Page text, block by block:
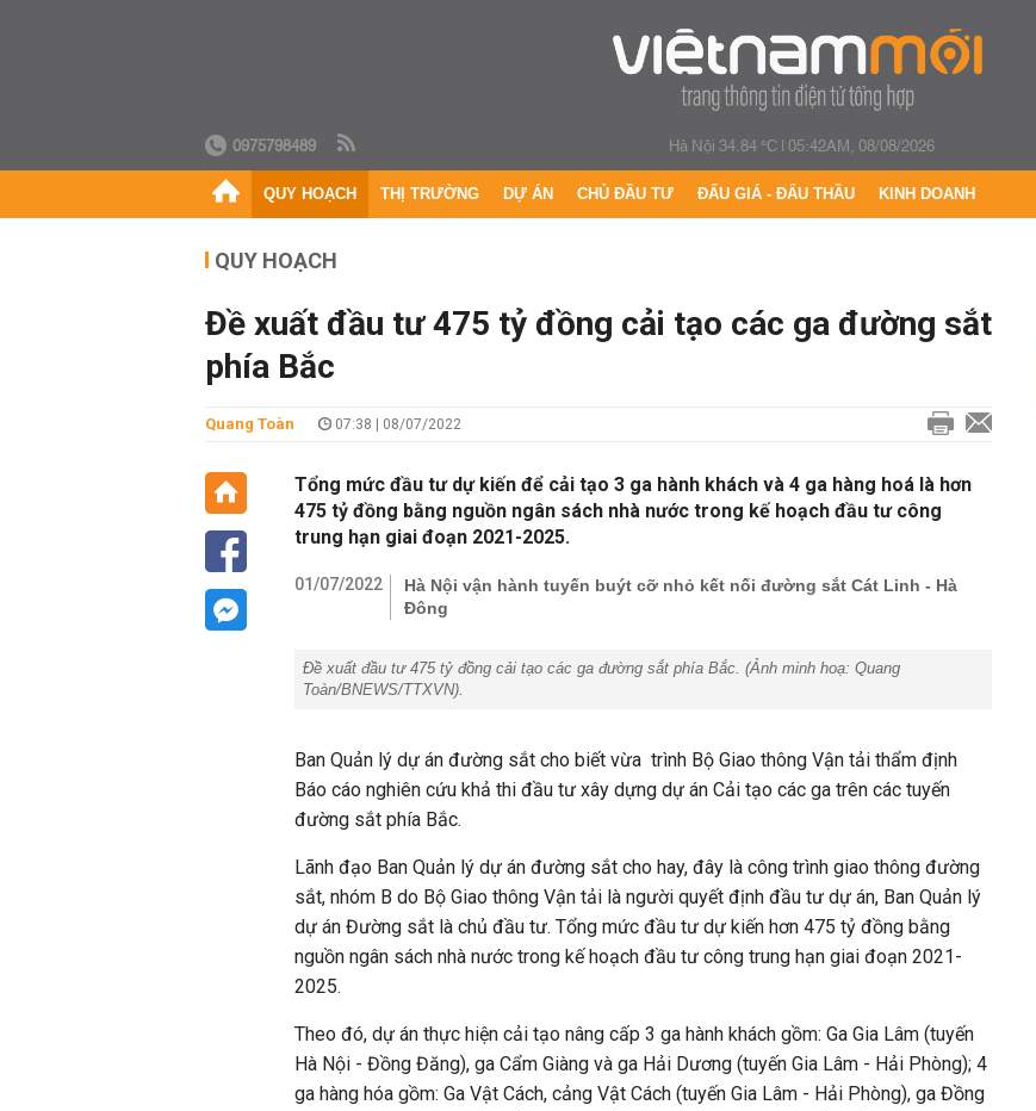
0975798489 Hà Nội 34.84 °C|05:42AM, 08/08/2026
QUY HOẠCH THỊ TRƯỜNG DỰ ÁN CHỦ ĐẦU TƯ ĐẤU GIÁ - ĐẤU THẦU KINH DOANH
QUY HOẠCH
Đề xuất đầu tư 475 tỷ đồng cải tạo các ga đường sắt
phía Bắc
Quang Toàn 07:38 | 08/07/2022
Tổng mức đầu tư dự kiến để cải tạo 3 ga hành khách và 4 ga hàng hoá là hơn
475 tỷ đồng bằng nguồn ngân sách nhà nước trong kế hoạch đầu tư công
trung hạn giai đoạn 2021-2025.
01/07/2022
Hà Nội vận hành tuyến buýt cỡ nhỏ kết nối đường sắt Cát Linh - Hà
Đông
Đề xuất đầu tư 475 tỷ đồng cải tạo các ga đường sắt phía Bắc. (Ảnh minh hoạ: Quang
Toàn/BNEWS/TTXVN).
Ban Quản lý dự án đường sắt cho biết vừa trình Bộ Giao thông Vận tải thẩm định
Báo cáo nghiên cứu khả thi đầu tư xây dựng dự án Cải tạo các ga trên các tuyến
đường sắt phía Bắc.
Lãnh đạo Ban Quản lý dự án đường sắt cho hay, đây là công trình giao thông đường
sắt, nhóm B do Bộ Giao thông Vận tải là người quyết định đầu tư dự án, Ban Quản lý
dự án Đường sắt là chủ đầu tư. Tổng mức đầu tư dự kiến hơn 475 tỷ đồng bằng
nguồn ngân sách nhà nước trong kế hoạch đầu tư công trung hạn giai đoạn 2021-
2025.
Theo đó, dự án thực hiện cải tạo nâng cấp 3 ga hành khách gồm: Ga Gia Lâm (tuyến
Hà Nội - Đồng Đăng), ga Cẩm Giàng và ga Hải Dương (tuyến Gia Lâm - Hải Phòng); 4
ga hàng hóa gồm: Ga Vật Cách, cảng Vật Cách (tuyến Gia Lâm - Hải Phòng), ga Đồng